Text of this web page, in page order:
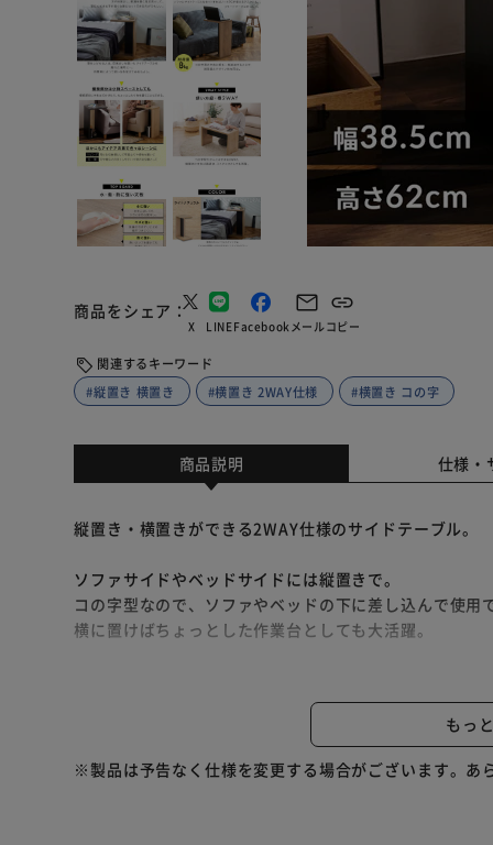
商品をシェア
X LINEFacebook メールコピー
関連するキーワード
#縦置き 横置き
#横置き 2WAY仕様 #横置き コの字
商品説明 仕様・
縦置き・横置きができる2WAY仕様のサイドテーブル。
ソファサイドやベッドサイドには縦置きで。
コの字型なので、ソファやベッドの下に差し込んで使用
横に置けばちょっとした作業台としても大活躍。
天板は水・熱・汚れに強いメラミン樹脂加工。
★お客様組立★
もっ
※製品は予告なく仕様を変更する場合がございます。あ